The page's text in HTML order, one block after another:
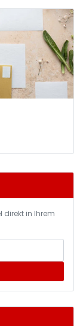
direkt in Ihrem